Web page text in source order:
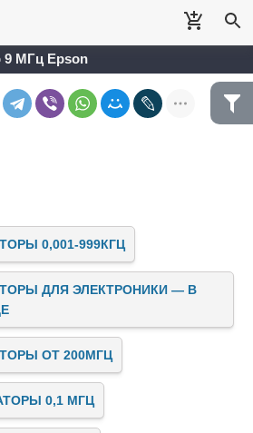
9 МГц Epson
0,001-999КГЦ
ДЛЯ ЭЛЕКТРОНИКИ — В
ОТ 200МГЦ
0,1 МГЦ